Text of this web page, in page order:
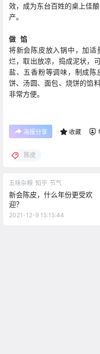
效，成为东台百姓的桌上佳
产。
做 馅
将新会陈皮放入锅中，加
烂，取出放凉，捣成泥状，
盐、五香粉等调味，制成陈
饼、汤圆、面包、烧饼的馅
非常方便。
海报分享 收藏
陈皮
五味杂粮 知乎 节气
新会陈皮，什么年份更受欢
迎？
2021-12-9 15:15:44